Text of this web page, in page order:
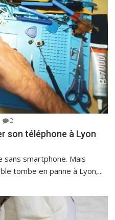
2
son téléphone à Lyon
sans smartphone. Mais
tombe en panne à Lyon,...